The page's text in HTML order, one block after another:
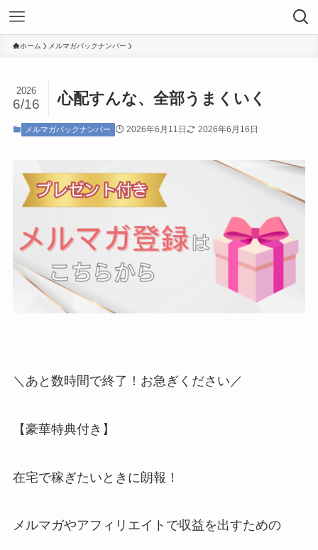
ホーム メルマガバックナンバー
心配すんな、全部うまくいく
2026
6/16
メルマガバックナンバー 2026年6月11日 2026年6月16日
＼あと数時間で終了！お急ぎください／
【豪華特典付き】
在宅で稼ぎたいときに朗報！
メルマガやアフィリエイトで収益を出すための